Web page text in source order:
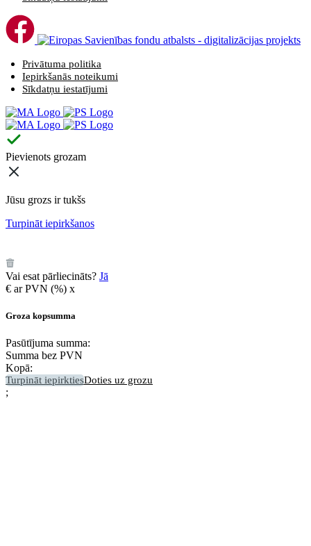
Privātuma politika
Iepirkšanās noteikumi
Sīkdatņu iestatījumi
Pievienots grozam
Jūsu grozs ir tukšs
Turpināt iepirkšanos
Vai esat pārliecināts? Jā
€ ar PVN (%) x
Groza kopsumma
Pasūtījuma summa:
Summa bez PVN
Kopā:
Turpināt iepirktiesDoties uz grozu
;